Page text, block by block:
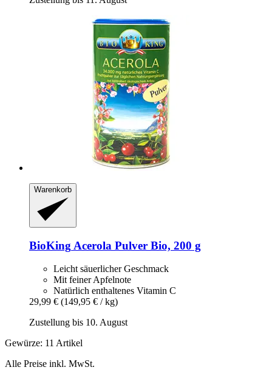
Warenkorb
BioKing Acerola Pulver Bio, 200 g
Leicht säuerlicher Geschmack
Mit feiner Apfelnote
Natürlich enthaltenes Vitamin C
29,99 € (149,95 € / kg)
Zustellung bis 10. August
Gewürze: 11 Artikel
Alle Preise inkl. MwSt.